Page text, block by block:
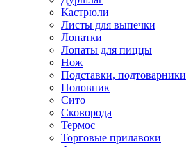
Кастрюли
Листы для выпечки
Лопатки
Лопаты для пиццы
Нож
Подставки, подтоварники
Половник
Сито
Сковорода
Термос
Торговые прилавоки